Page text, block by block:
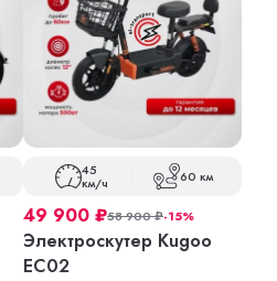
45
км/ч 60 км
49 900 ₽58 900₽-15%
Электроскутер Kugoo
EC02